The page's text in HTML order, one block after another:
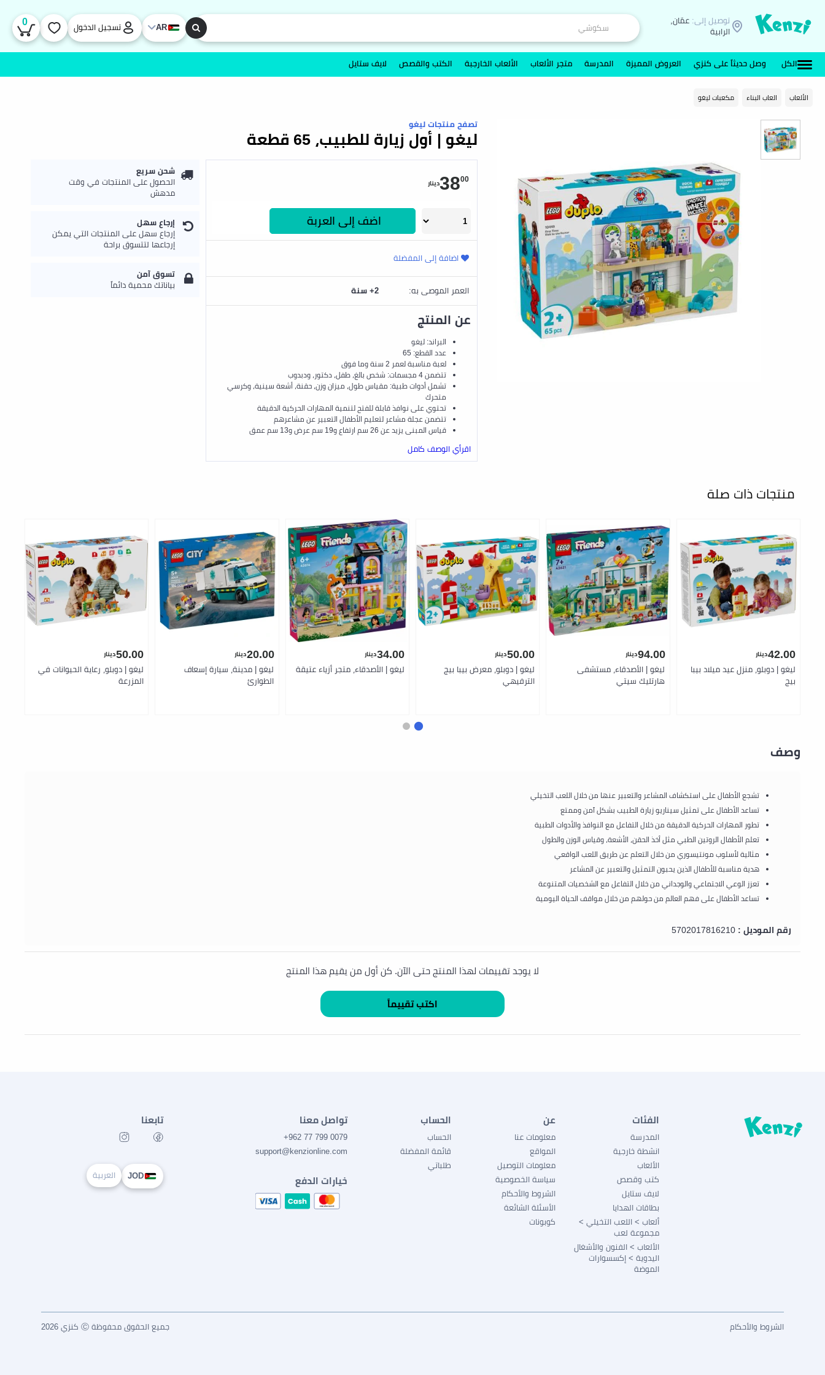
توصيل إلى: عمّان,
الرابية
AR تسجيل الدخول
0
الكل وصل حديثاً على كنزي العروض المميزة المدرسة متجر الألعاب الألعاب الخارجبة الكتب والقصص لايف ستايل
الألعاب العاب البناء مكعبات ليغو
تصفح منتجات ليغو
ليغو | أول زيارة للطبيب، 65 قطعة
شحن سريع
الحصول على المنتجات في وقت
مدهش
إرجاع سهل
إرجاع سهل على المنتجات التي يمكن
إرجاعها لتتسوق براحة
تسوق آمن
بياناتك محمية دائماً
3800 دينار
اضف إلى العربة
اضافة إلى المفضلة
العمر الموصى به: 2+ سنة
عن المنتج
البراند: ليغو
عدد القطع: 65
لعبة مناسبة لعمر 2 سنة وما فوق
تتضمن 4 مجسمات: شخص بالغ، طفل، دكتور، ودبدوب
تشمل أدوات طبية: مقياس طول، ميزان وزن، حقنة، أشعة سينية، وكرسي
متحرك
تحتوي على نوافذ قابلة للفتح لتنمية المهارات الحركية الدقيقة
تتضمن عجلة مشاعر لتعليم الأطفال التعبير عن مشاعرهم
قياس المبنى يزيد عن 26 سم ارتفاع و19 سم عرض و13 سم عمق
اقرأي الوصف كامل
منتجات ذات صلة
42.00دينار
ليغو | دوبلو، منزل عيد ميلاد بيبا
بيج
94.00دينار
ليغو | الأصدقاء، مستشفى
هارتليك سيتي
50.00دينار
ليغو | دوبلو، معرض بيبا بيج
الترفيهي
34.00دينار
ليغو | الأصدقاء، متجر أزياء عتيقة
20.00دينار
ليغو | مدينة، سيارة إسعاف
الطوارئ
50.00دينار
ليغو | دوبلو، رعاية الحيوانات في
المزرعة
وصف
تشجع الأطفال على استكشاف المشاعر والتعبير عنها من خلال اللعب التخيلي
تساعد الأطفال على تمثيل سيناريو زيارة الطبيب بشكل آمن وممتع
تطور المهارات الحركية الدقيقة من خلال التفاعل مع النوافذ والأدوات الطبية
تعلم الأطفال الروتين الطبي مثل أخذ الحقن، الأشعة، وقياس الوزن والطول
مثالية لأسلوب مونتيسوري من خلال التعلم عن طريق اللعب الواقعي
هدية مناسبة للأطفال الذين يحبون التمثيل والتعبير عن المشاعر
تعزز الوعي الاجتماعي والوجداني من خلال التفاعل مع الشخصيات المتنوعة
تساعد الأطفال على فهم العالم من حولهم من خلال مواقف الحياة اليومية
رقم الموديل : 5702017816210
لا يوجد تقييمات لهذا المنتج حتى الآن. كن أول من يقيم هذا المنتج
الفئات
المدرسة
انشطة خارجية
الألعاب
كتب وقصص
لايف ستايل
بطاقات الهدايا
ألعاب > اللعب التخيلي >
مجموعة لعب
الألعاب > الفنون والأشغال
اليدوية > إكسسوارات
الموضة
عن
معلومات عنا
المواقع
معلومات التوصيل
سياسة الخصوصية
الشروط والأحكام
الأسئلة الشائعة
كوبونات
الحساب
الحساب
قائمة المفضلة
طلباتي
تواصل معنا
0079 799 77 962+
support@kenzionline.com
خيارات الدفع
تابعنا
JOD العربية
الشروط والأحكام جميع الحقوق محفوظة Ⓒ كنزي 2026